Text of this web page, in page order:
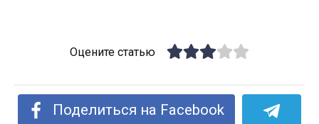
Оцените статью
Поделиться на Facebook